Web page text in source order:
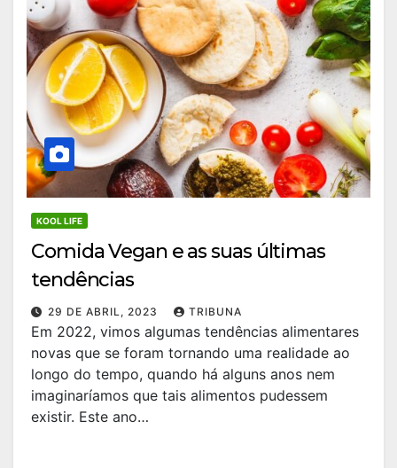
KOOL LIFE
Comida Vegan e as suas últimas
tendências
29 DE ABRIL, 2023 TRIBUNA
Em 2022, vimos algumas tendências alimentares
novas que se foram tornando uma realidade ao
longo do tempo, quando há alguns anos nem
imaginaríamos que tais alimentos pudessem
existir. Este ano…